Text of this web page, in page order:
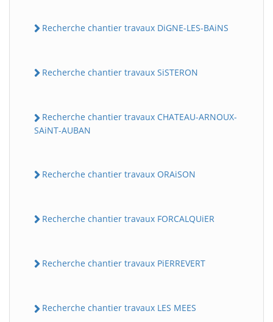
Recherche chantier travaux DiGNE-LES-BAiNS
Recherche chantier travaux SiSTERON
Recherche chantier travaux CHATEAU-ARNOUX-
SAiNT-AUBAN
Recherche chantier travaux ORAiSON
Recherche chantier travaux FORCALQUiER
Recherche chantier travaux PiERREVERT
Recherche chantier travaux LES MEES